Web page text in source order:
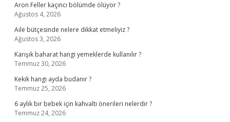
Aron Feller kaçıncı bölümde ölüyor ?
Ağustos 4, 2026
Aile bütçesinde nelere dikkat etmeliyiz ?
Ağustos 3, 2026
Karışık baharat hangi yemeklerde kullanılır ?
Temmuz 30, 2026
Kekik hangi ayda budanır ?
Temmuz 25, 2026
6 aylık bir bebek için kahvaltı önerileri nelerdir ?
Temmuz 24, 2026